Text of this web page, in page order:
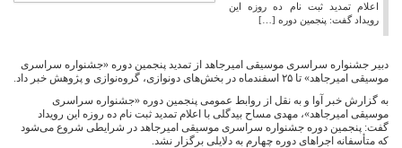
اعلام تمدید ثبت نام ده روزه این
رویداد گفت: پنجمین دوره […]
دبیر جشنواره سراسری موسیقی امیرجاهد از تمدید پنجمین دوره «جشنواره سراسری
موسیقی امیرجاهد» تا ۲۵ اسفندماه در بخش‌های دونوازی، گروه‌نوازی و پژوهش خبر داد.
به گزارش خبر آوا و به نقل از روابط عمومی پنجمین دوره «جشنواره سراسری
موسیقی امیرجاهد»، مهدی مساح‌ بیدگلی با اعلام تمدید ثبت نام ده روزه این رویداد
گفت: پنجمین دوره جشنواره سراسری موسیقی امیرجاهد در شرایطی شروع می‌شود
که متأسفانه اجراهای دوره چهارم به دلایلی برگزار نشد.